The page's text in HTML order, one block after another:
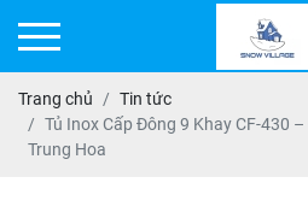
Trang chủ
Tin tức
Tủ Inox Cấp Đông 9 Khay CF-430
Trung Hoa